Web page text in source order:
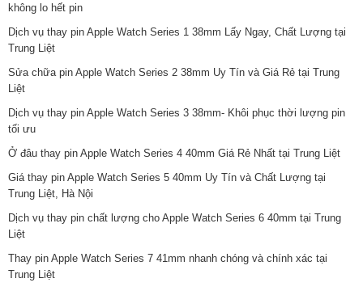
không lo hết pin
Dịch vụ thay pin Apple Watch Series 1 38mm Lấy Ngay, Chất Lượng tại
Trung Liệt
Sửa chữa pin Apple Watch Series 2 38mm Uy Tín và Giá Rẻ tại Trung
Liệt
Dịch vụ thay pin Apple Watch Series 3 38mm- Khôi phục thời lượng pin
tối ưu
Ở đâu thay pin Apple Watch Series 4 40mm Giá Rẻ Nhất tại Trung Liệt
Giá thay pin Apple Watch Series 5 40mm Uy Tín và Chất Lượng tại
Trung Liệt, Hà Nội
Dịch vụ thay pin chất lượng cho Apple Watch Series 6 40mm tại Trung
Liệt
Thay pin Apple Watch Series 7 41mm nhanh chóng và chính xác tại
Trung Liệt